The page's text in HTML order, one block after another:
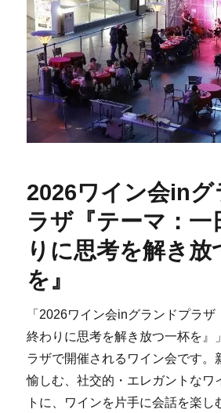
2026ワイン会in
ラザ『テーマ：一
りに思考を解き放
を』
「2026ワイン会inグランドプラ
終わりに思考を解き放つ一杯を』
ラザで開催されるワイン会です。
愉しむ、社交的・エレガントなワ
トに、ワインを片手に会話を楽し